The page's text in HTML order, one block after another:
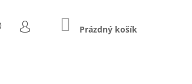
HLEDAT
PŘIHLÁŠENÍ
NÁKUPNÍ
KOŠÍK
Prázdný košík